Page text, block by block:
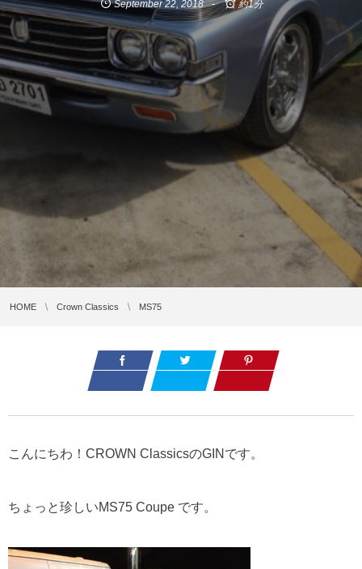
September 22 2018 約1分
HOME Crown Classics MS75
こんにちわ！CROWN ClassicsのGINです。
ちょっと珍しいMS75 Coupe です。